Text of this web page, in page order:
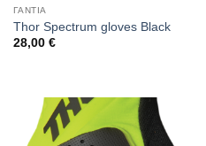
ΓΑΝΤΙΑ
Thor Spectrum gloves Black
28,00 €